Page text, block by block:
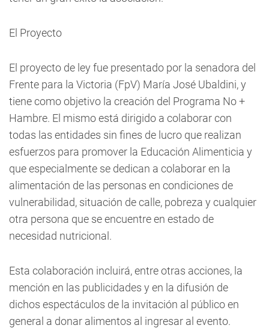
El Proyecto
El proyecto de ley fue presentado por la senadora del
Frente para la Victoria (FpV) María José Ubaldini, y
tiene como objetivo la creación del Programa No +
Hambre. El mismo está dirigido a colaborar con
todas las entidades sin fines de lucro que realizan
esfuerzos para promover la Educación Alimenticia y
que especialmente se dedican a colaborar en la
alimentación de las personas en condiciones de
vulnerabilidad, situación de calle, pobreza y cualquier
otra persona que se encuentre en estado de
necesidad nutricional.
Esta colaboración incluirá, entre otras acciones, la
mención en las publicidades y en la difusión de
dichos espectáculos de la invitación al público en
general a donar alimentos al ingresar al evento.